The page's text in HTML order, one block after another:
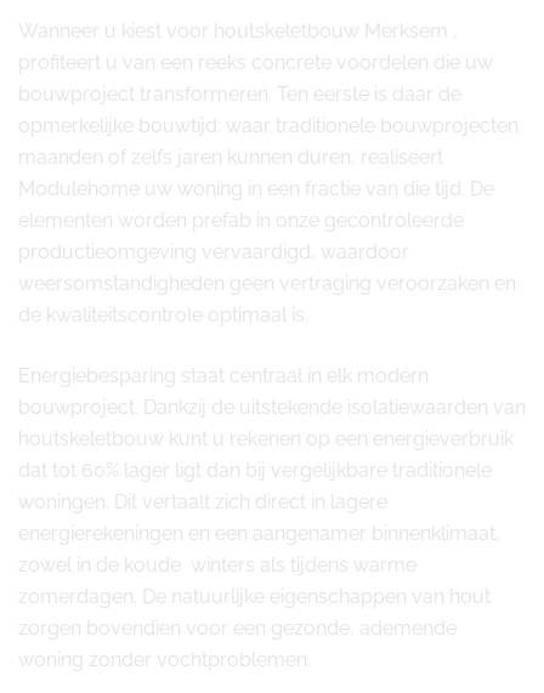
Wanneer u kiest voor houtskeletbouw Merksem ,
profiteert u van een reeks concrete voordelen die uw
bouwproject transformeren. Ten eerste is daar de
opmerkelijke bouwtijd: waar traditionele bouwprojecten
maanden of zelfs jaren kunnen duren, realiseert
Modulehome uw woning in een fractie van die tijd. De
elementen worden prefab in onze gecontroleerde
productieomgeving vervaardigd, waardoor
weersomstandigheden geen vertraging veroorzaken en
de kwaliteitscontrole optimaal is.
Energiebesparing staat centraal in elk modern
bouwproject. Dankzij de uitstekende isolatiewaarden van
houtskeletbouw kunt u rekenen op een energieverbruik
dat tot 60% lager ligt dan bij vergelijkbare traditionele
woningen. Dit vertaalt zich direct in lagere
energierekeningen en een aangenamer binnenklimaat,
zowel in de koude winters als tijdens warme
zomerdagen. De natuurlijke eigenschappen van hout
zorgen bovendien voor een gezonde, ademende
woning zonder vochtproblemen.